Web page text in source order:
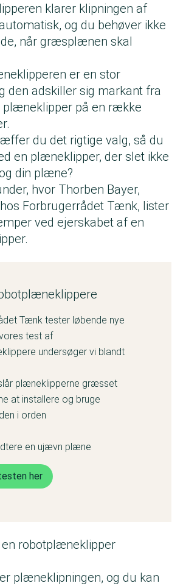
klarer klipningen af
og du behøver ikke
når græsplænen skal
er en stor
den adskiller sig markant fra
plæneklipper på en række
du det rigtige valg, så du
en plæneklipper, der slet ikke
din plæne?
hvor Thorben Bayer,
Forbrugerrådet Tænk, lister
ved ejerskabet af en
Tænk tester løbende nye
test af
undersøger vi blandt
plæneklipperne græsset
at installere og bruge
i orden
en ujævn plæne
her
robotplæneklipper
plæneklipningen, og du kan